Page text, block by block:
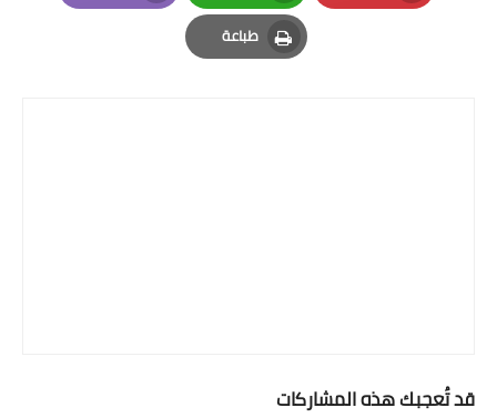
Pinterest
Whatsapp
Email
طباعة
Print
قد تُعجبك هذه المشاركات